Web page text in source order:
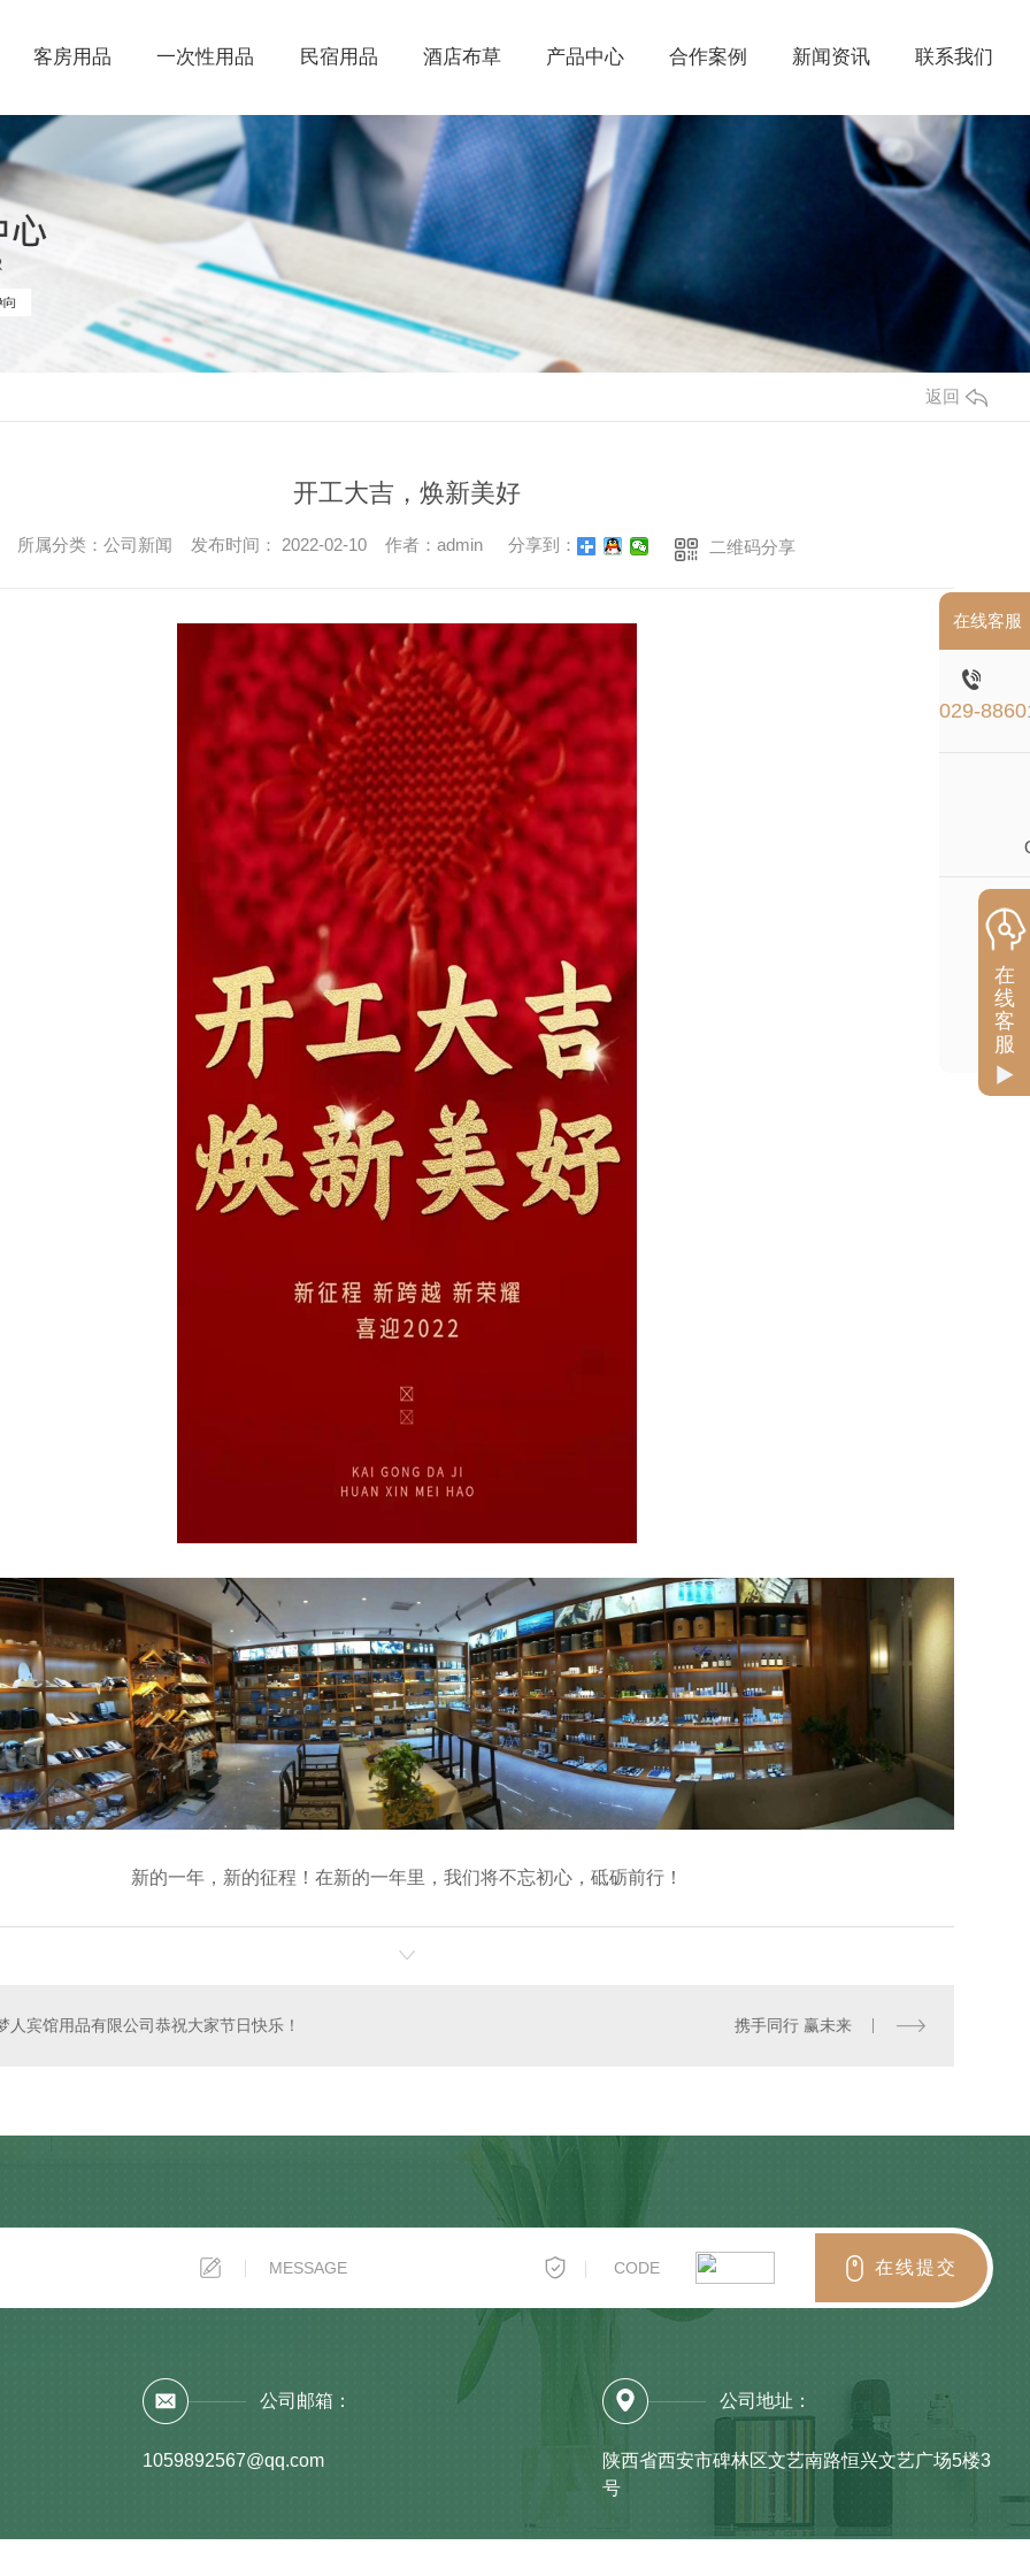
客房用品 一次性用品 民宿用品 酒店布草 产品中心 合作案例 新闻资讯 联系我们
返回
酒店床品 被芯
开工大吉，焕新美好
所属分类：公司新闻 发布时间： 2022-02-10 作者：admin 分享到： 二维码分享
新的一年，新的征程！在新的一年里，我们将不忘初心，砥砺前行！
人宾馆用品有限公司恭祝大家节日快乐！ 携手同行 赢未来
在线提交
公司邮箱：
1059892567@qq.com
公司地址：
陕西省西安市碑林区文艺南路恒兴文艺广场5楼3
号
在线客服
029-
在
线
客
服